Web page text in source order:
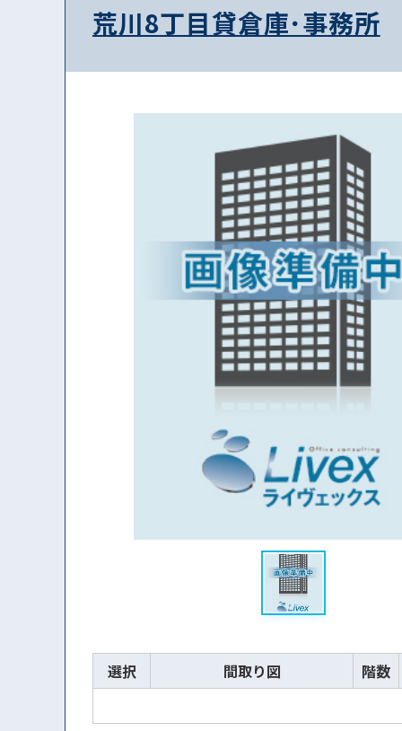
荒川8丁目貸倉庫･事務所
選択 間取り図 階数